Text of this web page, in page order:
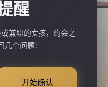
醒
兼职的女孩，约会之
几个问题：
开始确认